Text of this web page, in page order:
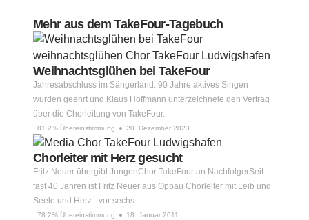
Mehr aus dem TakeFour-Tagebuch
Weihnachtsglühen bei TakeFour
Jahresabschluss im Sängerland: 90 Jahre aktives Singen
wurden geehrt und Klaus Hoffmann unterzeichnete den Vertrag
über die Chorleitung von TakeFour.
81.2% Übereinstimmung 20. Dezember 2023
Chorleiter mit Herz gesucht
Fritz Neuer übergibt JungenChor TakeFour an NachfolgerSeit
fast 40 Jahren ist Fritz Neuer aus Oppau Chorleiter mit Leib und
Seele und Herz - vor sechs…
78.2% Übereinstimmung 18. Januar 2011